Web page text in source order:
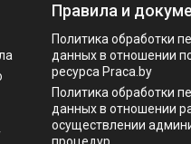
Правила и
Политика обработки
данных в отношении
ресурса Praca.by
Политикa обработки
данных в отношении
осуществлении